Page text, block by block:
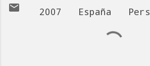
2007 España